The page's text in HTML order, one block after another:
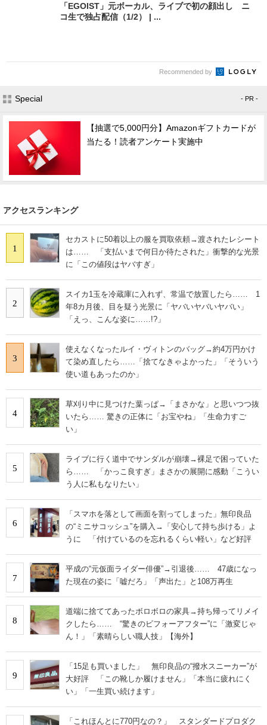
「EGOIST」元ボーカル、ライブで初の顔出し ニ
コ生で独占配信（1/2） | ...
Recommended by
Special - PR -
【抽選で5,000円分】Amazonギフトカードが
当たる！読者アンケート実施中
アクセスランキング
1
セカストに50着以上の服を買取依頼→渡されたレシート
は…… 「支払いまで何日か待たされた」衝撃的な光景
に「この値段はヤバすぎ」
2
スイカ1玉を冷蔵庫に入れず、常温で放置したら…… 1
年8カ月後、目を疑う光景に「ヤバいヤバいヤバい」
「えっ、こんな姿に……!?」
3
使えなくなったルイ・ヴィトンのバッグ→約4万円かけ
て染め直したら……「捨てなきゃよかった」「そういう
使い道もあったのか」
4
草刈り中に見つけた葉っぱ→「まさかな」と思いつつ抜
いたら…… 驚きの正体に「お宝やね」「生命力すご
い」
5
ライブに行く道中でサンダルが崩壊→裸足で困っていた
ら…… 「かっこ良すぎ」まさかの展開に感動「こうい
う人に私もなりたい」
6
「スマホを落として画面を割ってしまった」無印良品
の“ミニサコッシュ”を購入→「安心して持ち歩ける」よ
うに 「付けているのを忘れるくらい軽い」など好評
7
平成の“元仮面ライダー俳優”→引退後…… 47歳になっ
た現在の姿に「嘘だろ」「声出た」と108万再生
8
道端に捨ててあったボロボロの家具→持ち帰ってリメイ
クしたら…… “驚きのビフォーアフター”に「激変じゃ
ん！」「素晴らしい職人技」【海外】
9
「15足も買いました」 無印良品の“撥水スニーカー”が
大好評 「この靴しか履けません」「本当に疲れにく
い」「一生買い続けます」
「これほんとに770円なの？」 スタンダードプロダク